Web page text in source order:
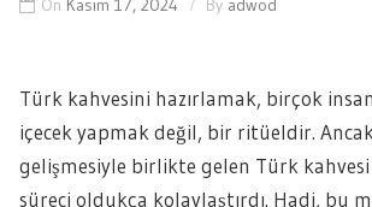
On Kasım 17, 2024 By adwod
Türk kahvesini hazırlamak, birçok
içecek yapmak değil, bir ritüeldir.
gelişmesiyle birlikte gelen Türk
süreci oldukça kolaylaştırdı. Hadi, bu